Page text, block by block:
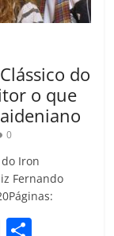
do
o que
0
Iron
Fernando